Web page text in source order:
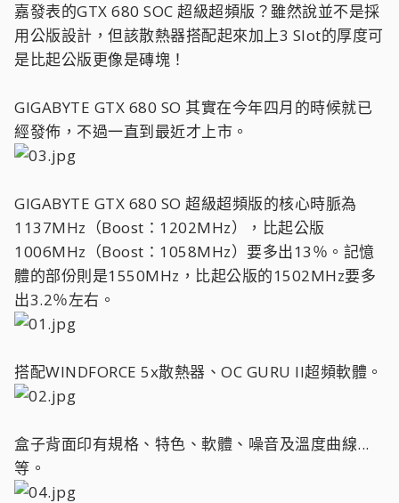
嘉發表的GTX 680 SOC 超級超頻版？雖然說並不是採
用公版設計，但該散熱器搭配起來加上3 Slot的厚度可
是比起公版更像是磚塊！
GIGABYTE GTX 680 SO 其實在今年四月的時候就已
經發佈，不過一直到最近才上市。
GIGABYTE GTX 680 SO 超級超頻版的核心時脈為
1137MHz（Boost：1202MHz），比起公版
1006MHz（Boost：1058MHz）要多出13％。記憶
體的部份則是1550MHz，比起公版的1502MHz要多
出3.2％左右。
搭配WINDFORCE 5x散熱器、OC GURU II超頻軟體。
盒子背面印有規格、特色、軟體、噪音及溫度曲線...
等。